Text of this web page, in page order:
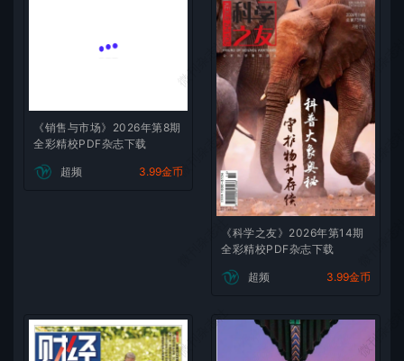
《销售与市场》2026年第8期
全彩精校PDF杂志下载
超频 3.99金币
《科学之友》2026年第14期
全彩精校PDF杂志下载
超频 3.99金币
微刊杂志社
微刊杂
微刊杂志社
微刊杂
微刊杂志社
微刊杂
微刊杂志社
微刊杂